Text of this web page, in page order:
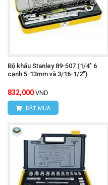
Bộ khẩu Stanley 89-507 (1/4" 6
cạnh 5-13mm và 3/16-1/2")
832,000 VND
ĐẶT MUA